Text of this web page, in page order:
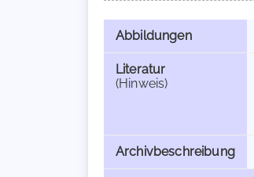
Abbildungen
Literatur
(Hinweis)
Archivbeschreibung